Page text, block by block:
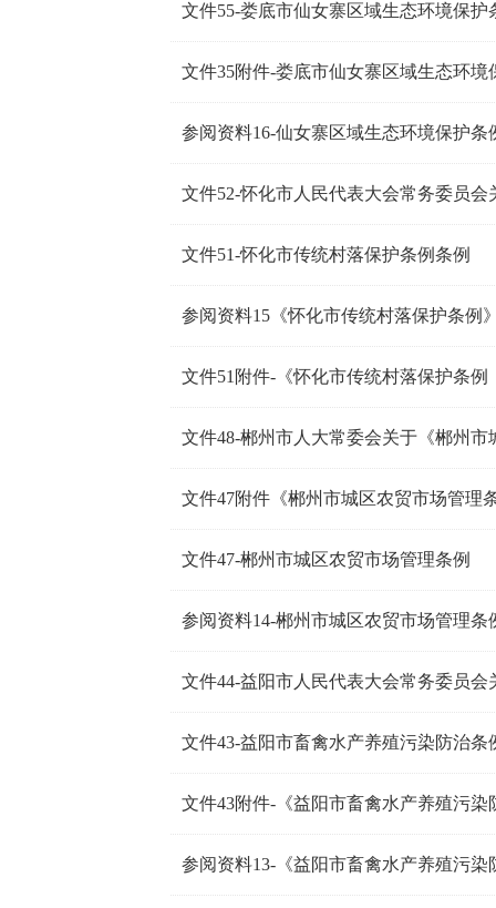
文件55-娄底市仙女寨区域生态环境保护
文件35附件-娄底市仙女寨区域生态环境
参阅资料16-仙女寨区域生态环境保护条
文件51-怀化市传统村落保护条例条例
参阅资料15《怀化市传统村落保护条例
文件51附件-《怀化市传统村落保护条
文件48-郴州市人大常委会关于《郴州
文件47附件《郴州市城区农贸市场管理
文件47-郴州市城区农贸市场管理条例
参阅资料14-郴州市城区农贸市场管理条
文件43-益阳市畜禽水产养殖污染防治条
参阅资料13-《益阳市畜禽水产养殖污染